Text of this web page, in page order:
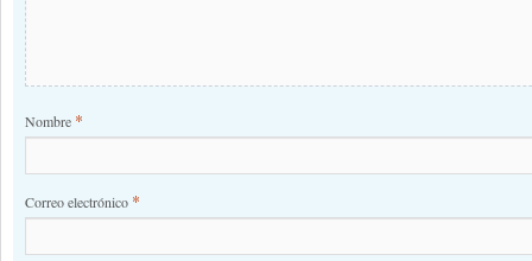
Nombre *
Correo electrónico *